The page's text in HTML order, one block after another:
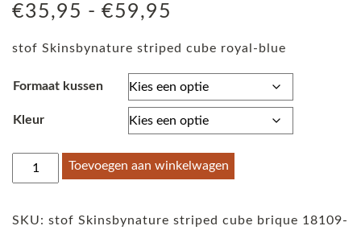
€35,95 - €59,95
tot
€59,95
stof Skinsbynature striped cube royal-blue
Formaat kussen
Kleur
stof
Skinsbynature
Toevoegen aan winkelwagen
SKU: stof Skinsbynature striped cube brique 18109-